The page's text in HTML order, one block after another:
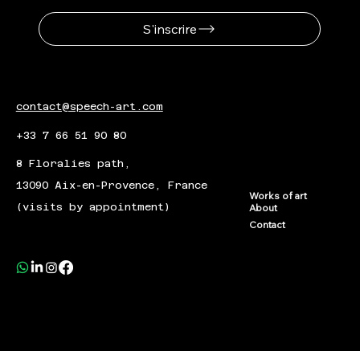
contact@speech-art.com
+33 7 66 51 90 80
8 Floralies path,
13090 Aix-en-Provence, France
(visits by appointment)
Works of art
About
Contact
S'inscrire